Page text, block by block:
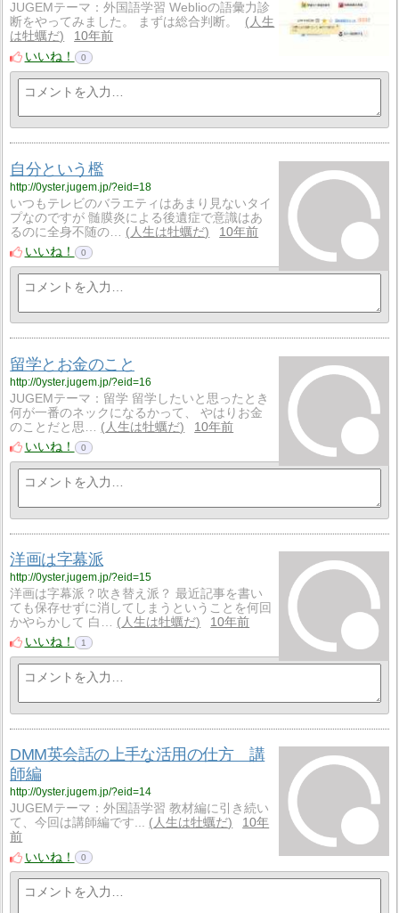
JUGEMテーマ：外国語学習 Weblioの語彙力診
断をやってみました。 まずは総合判断。
人生
は牡蠣だ
10年前
いいね！
0
自分という檻
http://0yster.jugem.jp/?eid=18
いつもテレビのバラエティはあまり見ないタイ
プなのですが 髄膜炎による後遺症で意識はあ
るのに全身不随の…
人生は牡蠣だ
10年前
いいね！
0
留学とお金のこと
http://0yster.jugem.jp/?eid=16
JUGEMテーマ：留学 留学したいと思ったとき
何が一番のネックになるかって、 やはりお金
のことだと思…
人生は牡蠣だ
10年前
いいね！
0
洋画は字幕派
http://0yster.jugem.jp/?eid=15
洋画は字幕派？吹き替え派？ 最近記事を書い
ても保存せずに消してしまうということを何回
かやらかして 白…
人生は牡蠣だ
10年前
いいね！
1
DMM英会話の上手な活用の仕方 講
師編
http://0yster.jugem.jp/?eid=14
JUGEMテーマ：外国語学習 教材編に引き続い
て、今回は講師編です...
人生は牡蠣だ
10年
前
いいね！
0